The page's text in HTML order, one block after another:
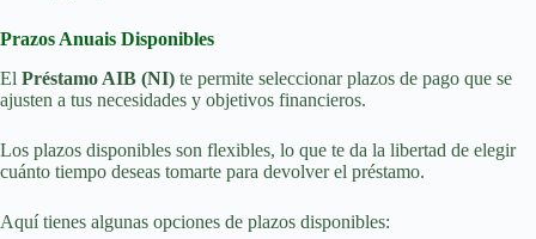
Prazos Anuais Disponibles
El Préstamo AIB (NI) te permite seleccionar plazos de pago que se
ajusten a tus necesidades y objetivos financieros.
Los plazos disponibles son flexibles, lo que te da la libertad de elegir
cuánto tiempo deseas tomarte para devolver el préstamo.
Aquí tienes algunas opciones de plazos disponibles: